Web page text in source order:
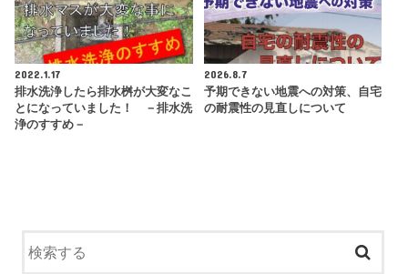
2022.1.17
排水洗浄したら排水桝が大変なこ
とになっていました！ －排水洗
浄のすすめ－
2026.8.7
予期できない地震への対策、自宅
の耐震性の見直しについて